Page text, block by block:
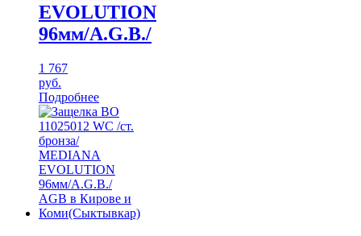
EVOLUTION
96мм/A.G.B./
1 767
руб.
Подробнее